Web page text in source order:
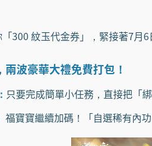
紋玉代金券」，緊接著7月6
波豪華大禮免費打包！
只要完成簡單小任務，直接把「
福寶寶繼續加碼！「自選稀有內